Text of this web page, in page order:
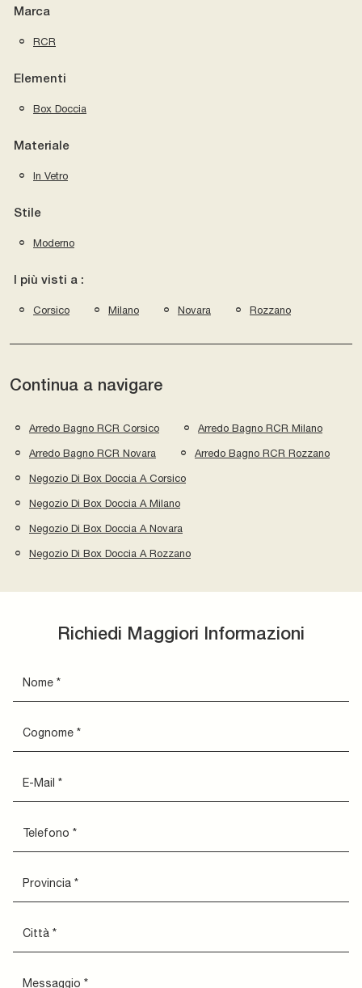
Marca
RCR
Elementi
Box Doccia
Materiale
In Vetro
Stile
Moderno
I più visti a :
Corsico Milano Novara Rozzano
Continua a navigare
Arredo Bagno RCR Corsico Arredo Bagno RCR Milano
Arredo Bagno RCR Novara Arredo Bagno RCR Rozzano
Negozio Di Box Doccia A Corsico
Negozio Di Box Doccia A Milano
Negozio Di Box Doccia A Novara
Negozio Di Box Doccia A Rozzano
Richiedi Maggiori Informazioni